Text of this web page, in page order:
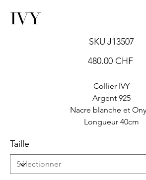
IVY
SKU :SKU
J13507
J13507
Prix
480.00 CHF
Collier IVY
Argent 925
Nacre blanche et
Longueur 40cm
Taille